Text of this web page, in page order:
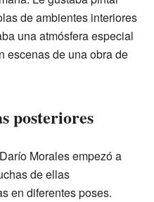
de ambientes interiores
una atmósfera especial
escenas de una obra de
posteriores
Morales empezó a
de ellas
en diferentes poses.